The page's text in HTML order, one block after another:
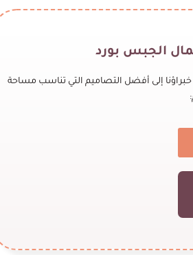
الجبس بورد
إلى أفضل التصاميم التي تناسب مساحة